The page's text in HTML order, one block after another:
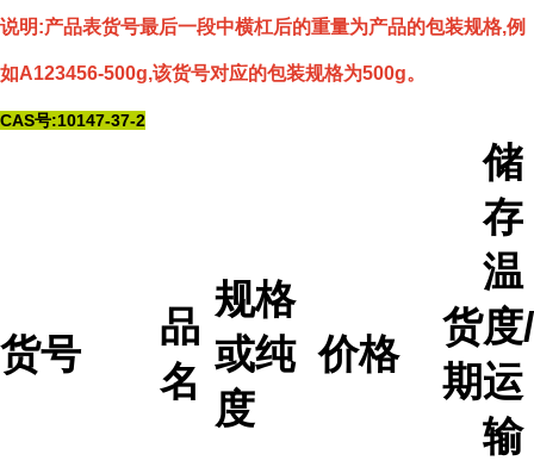
说明:产品表货号最后一段中横杠后的重量为产品的包装规格,例
如A123456-500g,该货号对应的包装规格为500g。
CAS号:10147-37-2
货号
品
名
规格
或纯
度
价格
货
期
储
存
温
度/
运
输